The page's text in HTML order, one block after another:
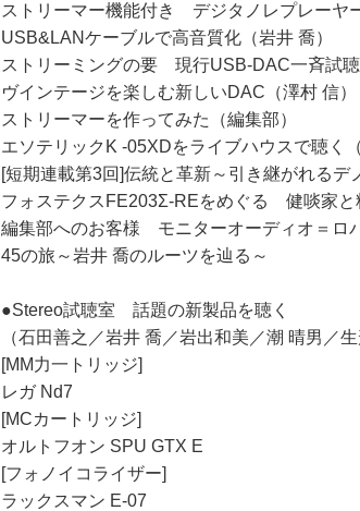
ストリーマー機能付き デジタノレプレーヤ
USB&LANケーブルで高音質化（岩井 喬）
ストリーミングの要 現行USB-DAC一斉試聴
ヴインテージを楽しむ新しいDAC（澤村 信）
ストリーマーを作ってみた（編集部）
エソテリックK -05XDをライブハウスで聴く（
[短期連載第3回]伝統と革新～引き継がれる
フォステクスFE203Σ-REをめぐる 健啖家と
編集部へのお客様 モニターオーディオ＝ロ
45の旅～岩井 喬のルーツを辿る～
●Stereo試聴室 話題の新製品を聴く
（石田善之／岩井 喬／岩出和美／潮 晴男／
[MM力一トリッジ]
レガ Nd7
[MCカートリッジ]
オルトフオン SPU GTX E
[フォノイコライザー]
ラックスマン E-07